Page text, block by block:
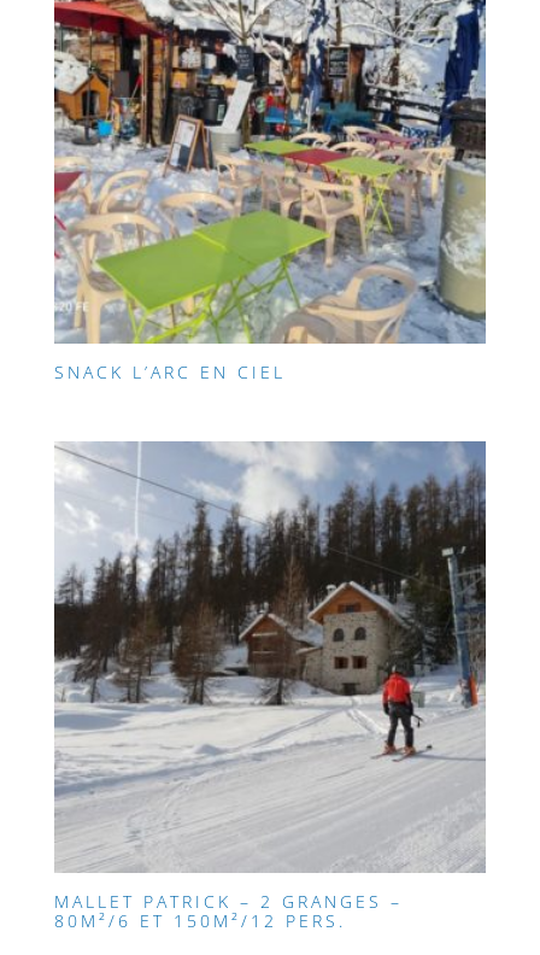
SNACK L’ARC EN CIEL
MALLET PATRICK – 2 GRANGES –
80M²/6 ET 150M²/12 PERS.